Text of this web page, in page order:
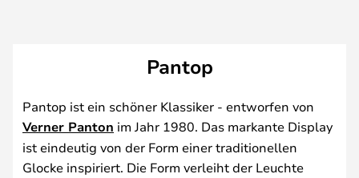
Pantop
Pantop ist ein schöner Klassiker - entworfen von
Verner Panton im Jahr 1980. Das markante Display
ist eindeutig von der Form einer traditionellen
Glocke inspiriert. Die Form verleiht der Leuchte